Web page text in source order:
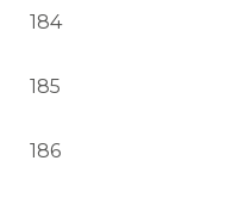
184
185
186